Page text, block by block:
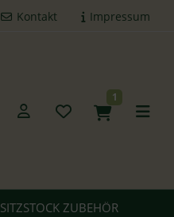
Impressum
Kontakt
1
SITZSTOCK ZUBEHÖR